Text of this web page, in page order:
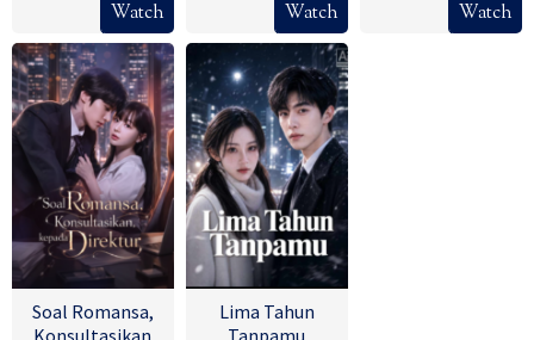
Watch Watch Watch
Soal Romansa,
Konsultasikan
Lima Tahun
Tanpamu